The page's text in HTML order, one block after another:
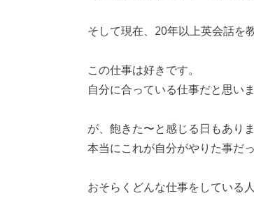
そして現在、20年以上英会話を
この仕事は好きです。
自分に合っている仕事だと思いま
が、飽きた〜と感じる日もありま
本当にこれが自分がやりた事だ
おそらくどんな仕事をしている